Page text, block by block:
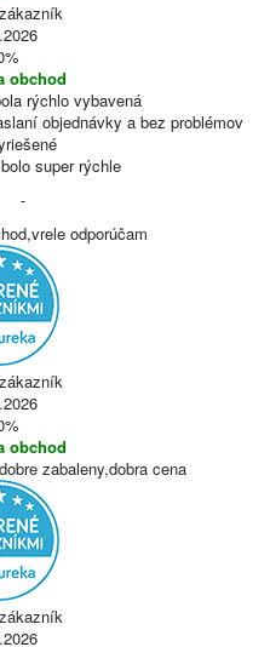
obchod
rýchlo vybavená
objednávky a bez problémov
super rýchle
-
odporúčam
obchod
zabaleny,dobra cena